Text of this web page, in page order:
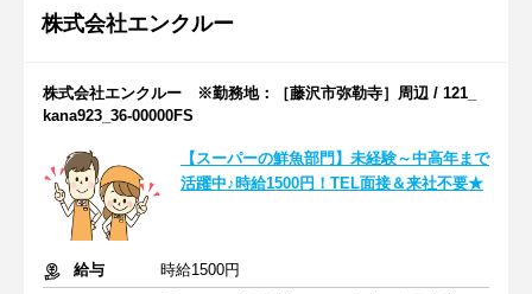
株式会社エンクルー
株式会社エンクルー ※勤務地：［藤沢市弥勒寺］周辺 / 121_
kana923_36-00000FS
【スーパーの鮮魚部門】未経験～中高年まで
活躍中♪時給1500円！TEL面接＆来社不要★
給与
時給1500円